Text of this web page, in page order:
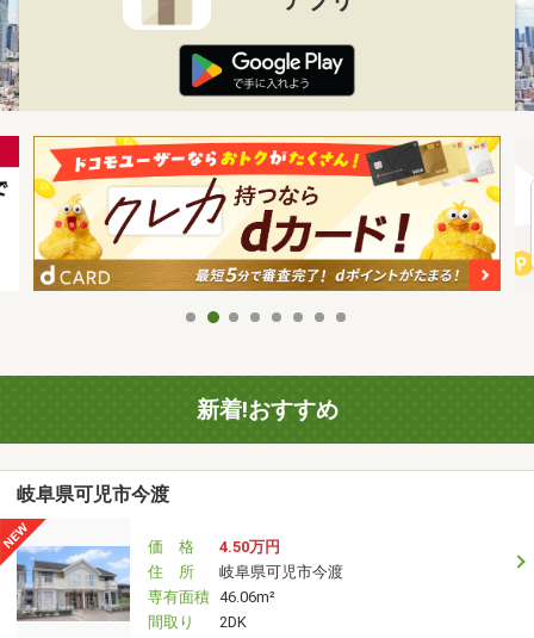
新着!おすすめ
岐阜県可児市今渡
価 格
4.50万円
住 所
岐阜県可児市今渡
専有面積 46.06m²
間取り
2DK